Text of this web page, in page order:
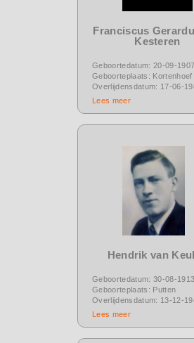
Franciscus
Kesteren
Geboortedatum: 20-09-1907
Geboorteplaats: Kortenhoef
Overlijdensdatum: 17-06-
Lees meer
Hendrik van
Geboortedatum: 30-08-1913
Geboorteplaats: Putten
Overlijdensdatum: 13-12-
Lees meer